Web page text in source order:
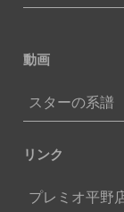
動画
スターの系譜
リンク
プレミオ平野